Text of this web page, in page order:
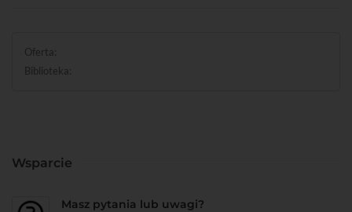
Oferta:
Biblioteka:
Wsparcie
Masz pytania lub uwagi?